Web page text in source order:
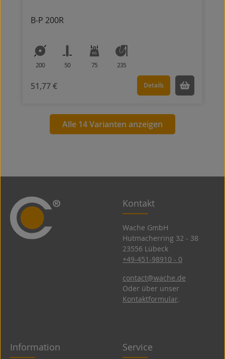
B-P 200R
200 50 75 235
51,77 € Details
Alle 14 Varianten anzeigen
Kontakt
Wache GmbH
Hutmacherring 32 ­- 38
23556 Lübeck
+49-451-98910 - 0
contact@wache.de
Oder über unser
Kontaktformular.
Information Service